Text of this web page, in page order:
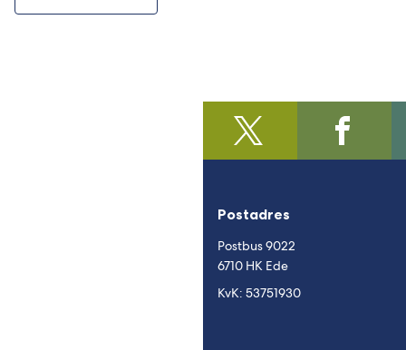
@regiofoodvalley
(Verwijst
naar
externe
naar
Postadres
Postbus 9022
6710 HK Ede
KvK: 53751930